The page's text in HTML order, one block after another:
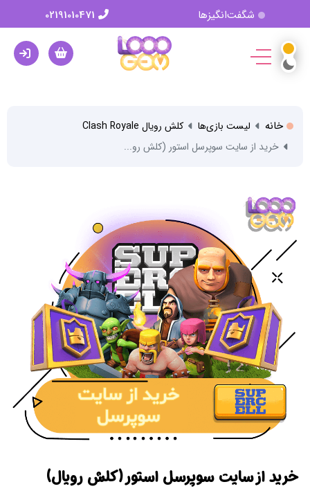
شگفت‌انگیزها
خانه لیست بازی‌ها
کلش رویال Clash Royale
خرید از سایت سوپرسل استور (کلش رو...
خرید از سایت سوپرسل استور (کلش رویال)